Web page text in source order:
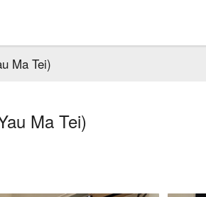
Ma Tei)
Ma Tei)